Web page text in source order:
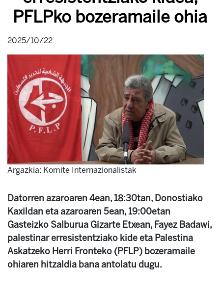
PFLPko bozeramaile ohia
2025/10/22
Argazkia: Komite Internazionalistak
Datorren azaroaren 4ean, 18:30tan, Donostiako
Kaxildan eta azaroaren 5ean, 19:00etan
Gasteizko Salburua Gizarte Etxean, Fayez Badawi,
palestinar erresistentziako kide eta Palestina
Askatzeko Herri Fronteko (PFLP) bozeramaile
ohiaren hitzaldia bana antolatu dugu.